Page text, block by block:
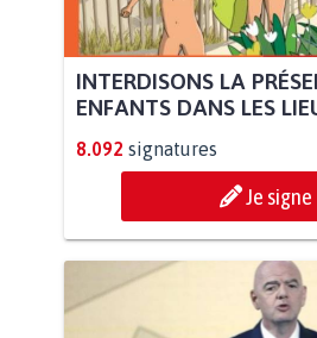
INTERDISONS LA
ENFANTS DANS LES
8.092 signatures
Je signe